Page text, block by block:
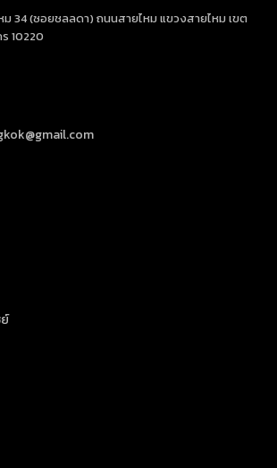
34 (ซอยชลลดา) ถนนสายไหม แขวงสายไหม เขต
10220